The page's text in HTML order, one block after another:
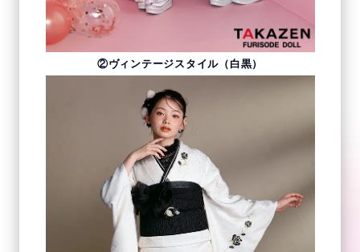
②ヴィンテージスタイル（白黒）